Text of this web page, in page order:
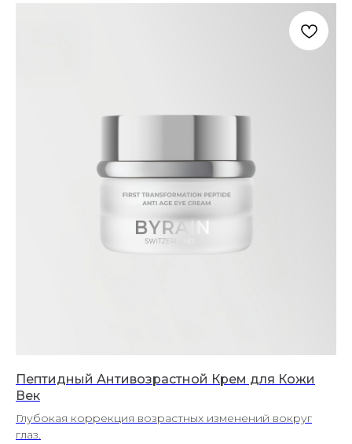
Пептидный Антивозрастной Крем для Кожи
Век
Глубокая коррекция возрастных изменений вокруг
глаз.